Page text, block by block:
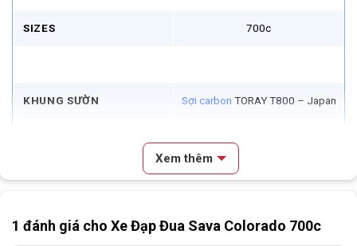
Review Xe Đạp Đua Sava Colorado
SIZES 700c
KHUNG SƯỜN Sợi carbon TORAY T800 – Japan
T800 – Japan
PÔ TĂNG SAVA RACING HI-SPEED
Xem thêm
1 đánh giá cho Xe Đạp Đua Sava Colorado 700c